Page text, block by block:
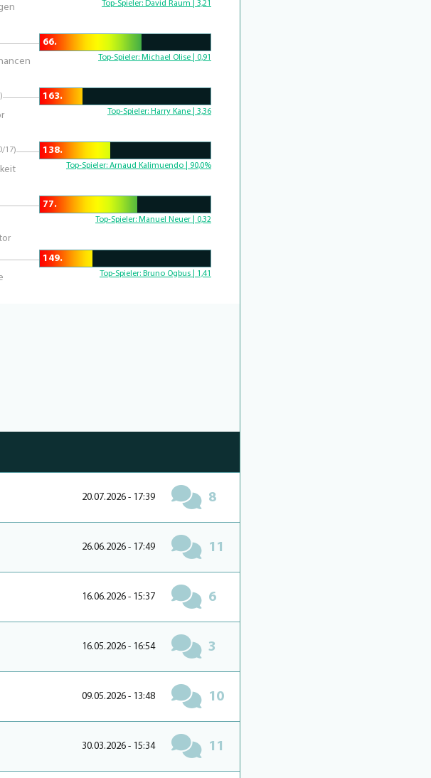
Top-Spieler: David Raum | 3,21
59.375% Complete
66.
Top-Spieler: Michael Olise | 0,91
25% Complete
163.
Top-Spieler: Harry Kane | 3,36
17)
41.452991452991% Complete
138.
Top-Spieler: Arnaud Kalimuendo | 90,0%
57.062146892655% Complete
77.
Top-Spieler: Manuel Neuer | 0,32
30.841121495327% Complete
149.
Top-Spieler: Bruno Ogbus | 1,41
20.07.2026 - 17:39 8
26.06.2026 - 17:49 11
16.06.2026 - 15:37 6
16.05.2026 - 16:54 3
09.05.2026 - 13:48 10
30.03.2026 - 15:34 11